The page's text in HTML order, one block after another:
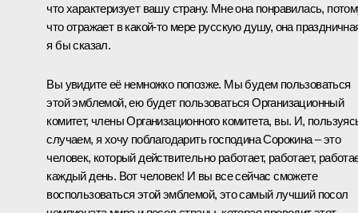
что характеризует вашу страну. Мне она понравилась,
что отражает в какой‑то мере русскую душу, она
я бы сказал.
Вы увидите её немножко попозже. Мы будем пользоваться
этой эмблемой, ею будет пользоваться Организационный
комитет, члены Организационного комитета, вы. И,
случаем, я хочу поблагодарить господина Сорокина – это
человек, который действительно работает, работает,
каждый день. Вот человек! И вы все сейчас сможете
воспользоваться этой эмблемой, это самый лучший посол